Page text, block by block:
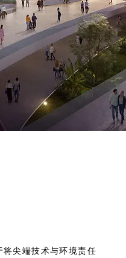
尖端技术与环境责任